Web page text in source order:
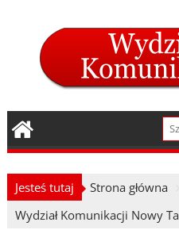
Jesteś tutaj Strona główna
Wydział Komunikacji Nowy